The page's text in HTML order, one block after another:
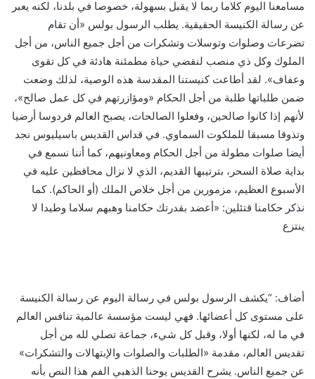
مسامعنا اليوم كلاما ربما لا يقبل بسهولة، خصوصا في بلدنا، لكنه يعبر
عن رسالة الكنيسة الحقيقية. يطلب الرسول بولس «أن تقام
تضرعات وصلوات وتوسلات وتشكرات من أجل جميع الناس، من أجل
الملوك وكل ذي منصب لنقضي حياة مطمئنة هادئة في كل تقوى
وعفاف». لقد أطاعت كنيستنا المقدسة هذه الوصية، لذلك وضعت
ضمن طلباتها طلبة من أجل الحكام «ومؤازرتهم في كل عمل صالح»،
لأنهم إذا كانوا صالحين، وفعلوا الصالحات، يصبح العالم فردوسا أرضيا
وتذوقا مسبقا للملكوت السماوي. في قداس القديس باسيليوس نجد
أيضا صلوات مطولة من أجل الحكام ومعاونيهم، كما أننا نسمع في
بداية صلاة السحر، بترتيبها القديم، الذي لا نزال محافظين عليه في
الأسبوع العظيم، مزمورين من أجل خلاص الملك (أو الحاكم). كما
نذكر حكامنا قتئلين: «أعضد بقدرتك حكامنا وهبهم سلاما وطيدا لا
ينتزع
أضاف: “يكشف الرسول بولس في رسالة اليوم عن رسالة الكنيسة
على مستوى كل أعضائها. فهي ليست مؤسسة عالمية تنافس العالم
في ما له، لكنها أولا، وقبل كل شيء، جماعة تصلي لله من أجل
تقديس العالم، مقدمة «الطلبات والصلوات والإبتهالات والتشكرات»
عن جميع الناس. يشرح القديس يوحنا الذهبي الفم هذا النص بأنه